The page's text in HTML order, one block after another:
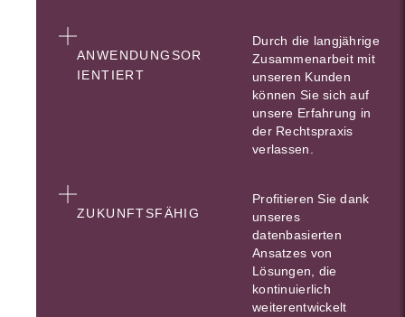
ANWENDUNGSOR
IENTIERT
Durch die langjährige
Zusammenarbeit mit
unseren Kunden
können Sie sich auf
unsere Erfahrung in
der Rechtspraxis
verlassen.
ZUKUNFTSFÄHIG
Profitieren Sie dank
unseres
datenbasierten
Ansatzes von
Lösungen, die
kontinuierlich
weiterentwickelt